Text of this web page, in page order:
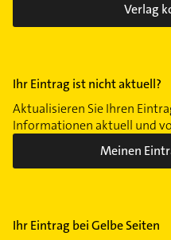
Verlag
Ihr Eintrag ist nicht aktuell?
Aktualisieren Sie Ihren
Informationen aktuell und
Meinen
Ihr Eintrag bei Gelbe Seiten